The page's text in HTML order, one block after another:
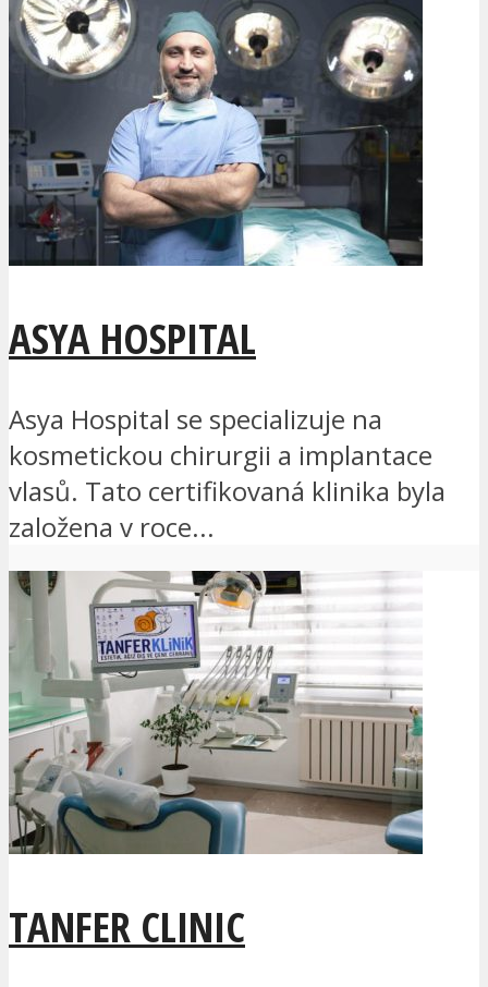
ASYA HOSPITAL
Asya Hospital se specializuje na
kosmetickou chirurgii a implantace
vlasů. Tato certifikovaná klinika byla
založena v roce...
TANFER CLINIC